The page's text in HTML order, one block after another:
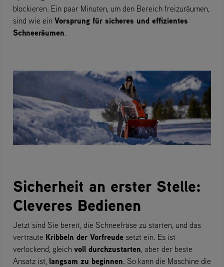
blockieren. Ein paar Minuten, um den Bereich freizuräumen,
sind wie ein Vorsprung für sicheres und effizientes
Schneeräumen.
Sicherheit an erster Stelle:
Cleveres Bedienen
Jetzt sind Sie bereit, die Schneefräse zu starten, und das
vertraute Kribbeln der Vorfreude setzt ein. Es ist
verlockend, gleich voll durchzustarten, aber der beste
Ansatz ist, langsam zu beginnen. So kann die Maschine die